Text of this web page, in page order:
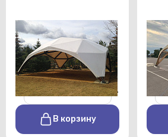
Деревянный шатер 64
кв.м
От 215000 р./сутки
- +
В корзину
От